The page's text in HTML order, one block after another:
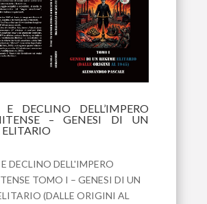
E DECLINO DELL’IMPERO
– GENESI DI UN
DECLINO DELL'IMPERO
TOMO I – GENESI DI UN
(DALLE ORIGINI AL